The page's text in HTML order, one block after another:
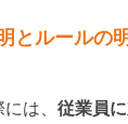
とルールの
は、 従業員